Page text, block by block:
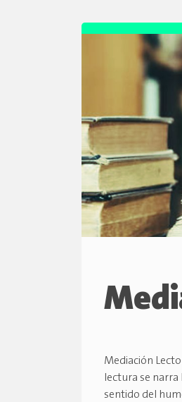
Mediación
lectura se narra
sentido del